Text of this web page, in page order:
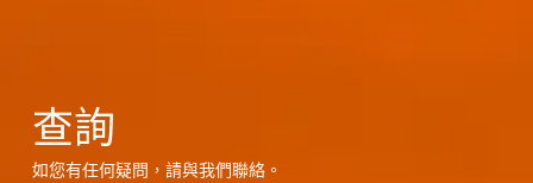
查詢
如您有任何疑問，請與我們聯絡。